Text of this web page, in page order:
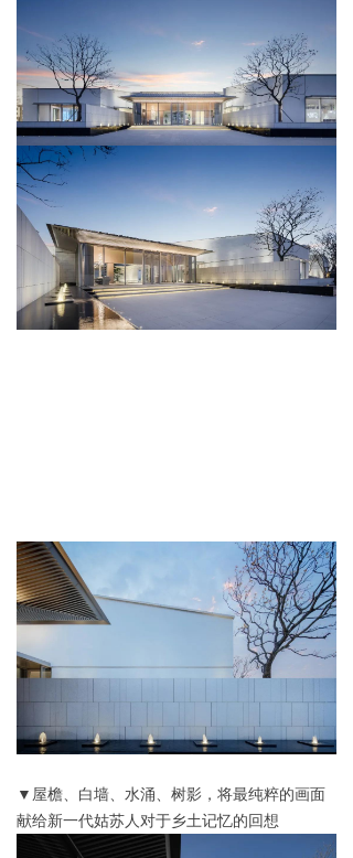
▼屋檐、白墙、水涌、树影，将最纯粹的画面
献给新一代姑苏人对于乡土记忆的回想